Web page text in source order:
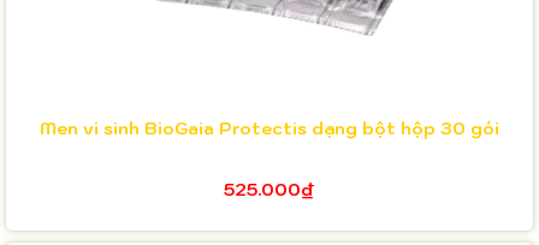
Men vi sinh BioGaia Protectis dạng bột hộp 30 gói
525.000₫